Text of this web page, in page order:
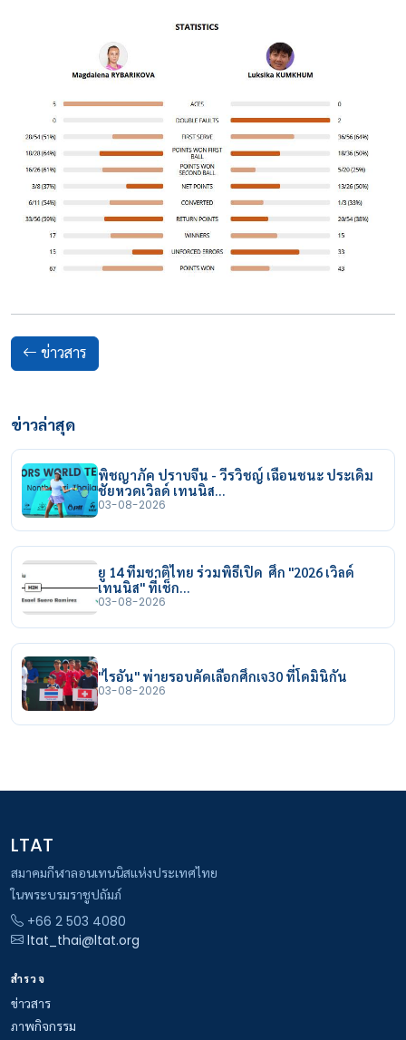
ข่าวสาร
ข่าวล่าสุด
พิชญาภัค ปราบจีน - วีรวิชญ์ เฉือนชนะ ประเดิม
ชัยหวดเวิลด์ เทนนิส…
03-08-2026
ยู 14 ทีมชาติไทย ร่วมพิธีเปิด ศึก "2026 เวิลด์
เทนนิส" ที่เช็ก…
03-08-2026
"ไรอัน" พ่ายรอบคัดเลือกศึกเจ30 ที่โดมินิกัน
03-08-2026
LTAT
สมาคมกีฬาลอนเทนนิสแห่งประเทศไทย
ในพระบรมราชูปถัมภ์
+66 2 503 4080
ltat_thai@ltat.org
สำรวจ
ข่าวสาร
ภาพกิจกรรม